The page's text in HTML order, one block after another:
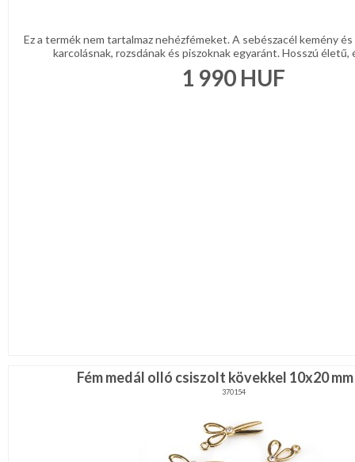
Ez a termék nem tartalmaz nehézfémeket. A sebészacél kemény
karcolásnak, rozsdának és piszoknak egyaránt. Hosszú életű,
1 990 HUF
Fém medál olló csiszolt kövekkel 10x20 mm
370154